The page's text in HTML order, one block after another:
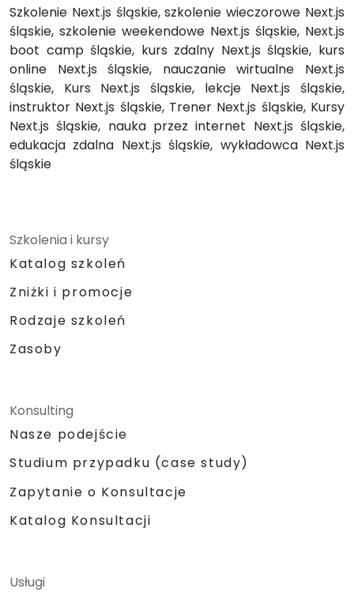
Szkolenie Next.js śląskie, szkolenie wieczorowe Next.js
śląskie, szkolenie weekendowe Next.js śląskie, Next.js
boot camp śląskie, kurs zdalny Next.js śląskie, kurs
online Next.js śląskie, nauczanie wirtualne Next.js
śląskie, Kurs Next.js śląskie, lekcje Next.js śląskie,
instruktor Next.js śląskie, Trener Next.js śląskie, Kursy
Next.js śląskie, nauka przez internet Next.js śląskie,
edukacja zdalna Next.js śląskie, wykładowca Next.js
śląskie
Szkolenia i kursy
Katalog szkoleń
Zniżki i promocje
Rodzaje szkoleń
Zasoby
Konsulting
Nasze podejście
Studium przypadku (case study)
Zapytanie o Konsultacje
Katalog Konsultacji
Usługi